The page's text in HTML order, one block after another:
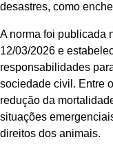
desastres, como
A norma foi publicada
12/03/2026 e
responsabilidades
sociedade civil. Entre
redução da
situações
direitos dos animais.